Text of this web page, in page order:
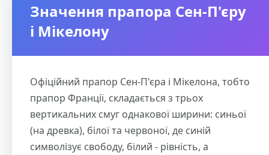
Значення прапора Сен-П'єру
і Мікелону
Офіційний прапор Сен-П'єра і Мікелона, тобто
прапор Франції, складається з трьох
вертикальних смуг однакової ширини: синьої
(на древка), білої та червоної, де синій
символізує свободу, білий - рівність, а